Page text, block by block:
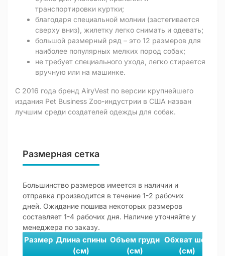
транспортировки куртки;
благодаря специальной молнии (застегивается
сверху вниз), жилетку легко снимать и одевать;
большой размерный ряд – это 12 размеров для
наиболее популярных мелких пород собак;
не требует специального ухода, легко стирается
вручную или на машинке.
С 2016 года бренд AiryVest по версии крупнейшего
издания Pet Business Zoo-индустрии в США назван
лучшим среди создателей одежды для собак.
Размерная сетка
Большинство размеров имеется в наличии и
отправка производится в течение 1-2 рабочих
дней. Ожидание пошива некоторых размеров
составляет 1-4 рабочих дня. Наличие уточняйте у
менеджера по заказу.
Размер Длина спины
(см)
Объем груди
(см)
Обхват шеи
(см)